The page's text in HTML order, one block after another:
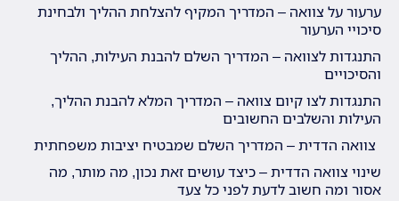
ערעור על צוואה – המדריך המקיף להצלחת ההליך ולבחינת
סיכויי הערעור
התנגדות לצוואה – המדריך השלם להבנת העילות, ההליך
והסיכויים
התנגדות לצו קיום צוואה – המדריך המלא להבנת ההליך,
העילות והשלבים החשובים
צוואה הדדית – המדריך השלם שמבטיח יציבות משפחתית
שינוי צוואה הדדית – כיצד עושים זאת נכון, מה מותר, מה
אסור ומה חשוב לדעת לפני כל צעד